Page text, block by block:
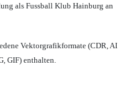
als Fussball Klub Hainburg an
Vektorgrafikformate (CDR, AI
GIF) enthalten.